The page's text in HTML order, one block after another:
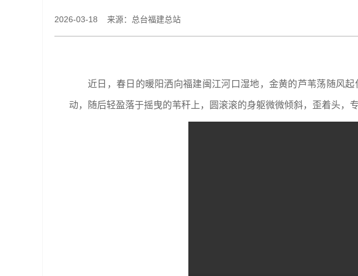
2026-03-18 来源：总台福建总站
近日，春日的暖阳洒向福建闽江河口湿地，金黄的芦苇荡随风
动，随后轻盈落于摇曳的苇秆上，圆滚滚的身躯微微倾斜，歪着头，